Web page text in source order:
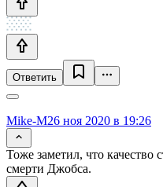
Ответить
Mike-M26 ноя 2020 в 19:26
Тоже заметил, что качество
смерти Джобса.